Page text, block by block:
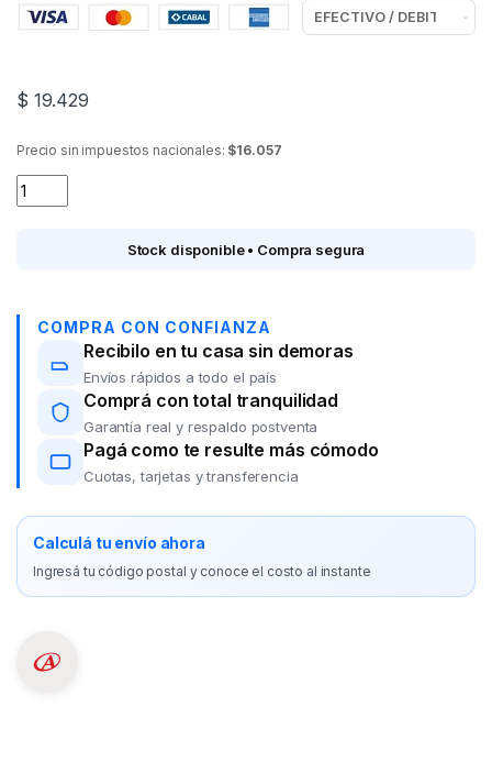
$ 19.429
Precio sin impuestos nacionales: $16.057
Sarten TRAMONTINA 20380/024 24 cm. quantity
Stock disponible • Compra segura
COMPRA CON CONFIANZA
Recibilo en tu casa sin demoras
Envíos rápidos a todo el país
Comprá con total tranquilidad
Garantía real y respaldo postventa
Pagá como te resulte más cómodo
Cuotas, tarjetas y transferencia
Calculá tu envío ahora
Ingresá tu código postal y conoce el costo al instante